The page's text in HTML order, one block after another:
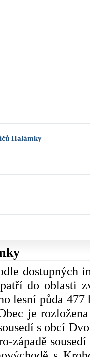
Halámky
dostupných
do oblasti
lesní půda 477
je
s obcí
západě